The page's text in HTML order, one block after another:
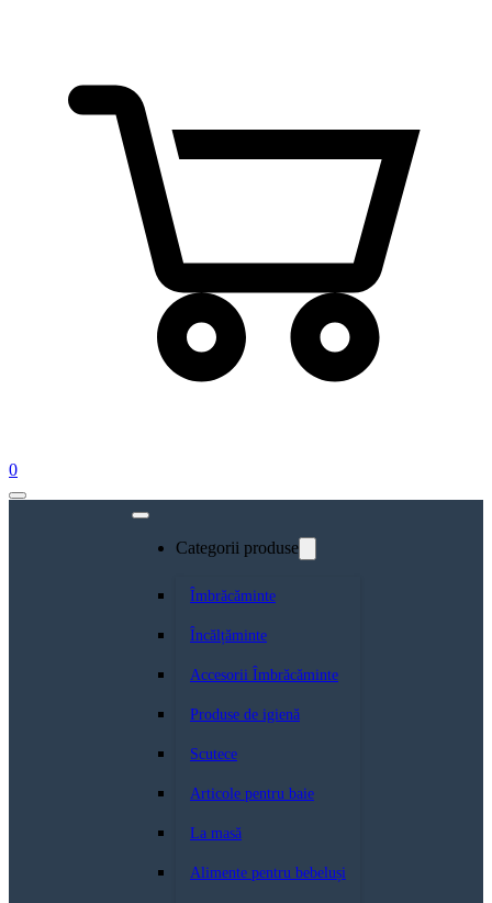
0
Categorii produse
Îmbrăcăminte
Încălțăminte
Accesorii Îmbrăcăminte
Produse de igienă
Scutece
Articole pentru baie
La masă
Alimente pentru bebeluși